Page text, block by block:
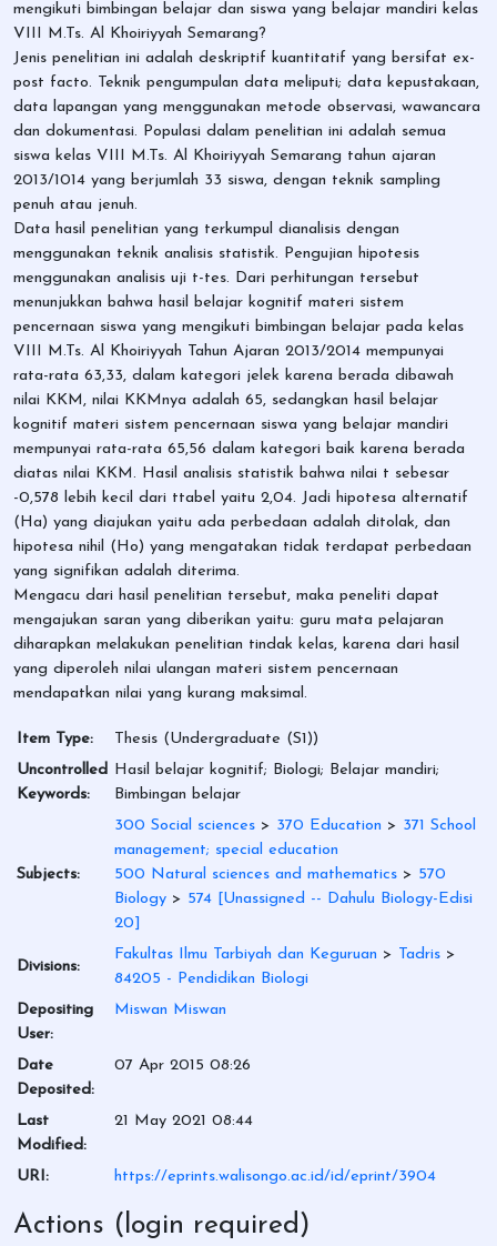
mengikuti bimbingan belajar dan siswa yang belajar mandiri kelas
VIII M.Ts. Al Khoiriyyah Semarang?
Jenis penelitian ini adalah deskriptif kuantitatif yang bersifat ex-
post facto. Teknik pengumpulan data meliputi; data kepustakaan,
data lapangan yang menggunakan metode observasi, wawancara
dan dokumentasi. Populasi dalam penelitian ini adalah semua
siswa kelas VIII M.Ts. Al Khoiriyyah Semarang tahun ajaran
2013/1014 yang berjumlah 33 siswa, dengan teknik sampling
penuh atau jenuh.
Data hasil penelitian yang terkumpul dianalisis dengan
menggunakan teknik analisis statistik. Pengujian hipotesis
menggunakan analisis uji t-tes. Dari perhitungan tersebut
menunjukkan bahwa hasil belajar kognitif materi sistem
pencernaan siswa yang mengikuti bimbingan belajar pada kelas
VIII M.Ts. Al Khoiriyyah Tahun Ajaran 2013/2014 mempunyai
rata-rata 63,33, dalam kategori jelek karena berada dibawah
nilai KKM, nilai KKMnya adalah 65, sedangkan hasil belajar
kognitif materi sistem pencernaan siswa yang belajar mandiri
mempunyai rata-rata 65,56 dalam kategori baik karena berada
diatas nilai KKM. Hasil analisis statistik bahwa nilai t sebesar
-0,578 lebih kecil dari ttabel yaitu 2,04. Jadi hipotesa alternatif
(Ha) yang diajukan yaitu ada perbedaan adalah ditolak, dan
hipotesa nihil (Ho) yang mengatakan tidak terdapat perbedaan
yang signifikan adalah diterima.
Mengacu dari hasil penelitian tersebut, maka peneliti dapat
mengajukan saran yang diberikan yaitu: guru mata pelajaran
diharapkan melakukan penelitian tindak kelas, karena dari hasil
yang diperoleh nilai ulangan materi sistem pencernaan
mendapatkan nilai yang kurang maksimal.
Item Type:
Thesis (Undergraduate (S1))
Uncontrolled
Keywords:
Hasil belajar kognitif; Biologi; Belajar mandiri;
Bimbingan belajar
Subjects:
300 Social sciences > 370 Education > 371 School
management; special education
500 Natural sciences and mathematics > 570
Biology > 574 [Unassigned -- Dahulu Biology-Edisi
20]
Divisions:
Fakultas Ilmu Tarbiyah dan Keguruan > Tadris >
84205 - Pendidikan Biologi
Depositing
User:
Miswan Miswan
Date
Deposited:
07 Apr 2015 08:26
Last
Modified:
21 May 2021 08:44
URI: https://eprints.walisongo.ac.id/id/eprint/3904
Actions (login required)